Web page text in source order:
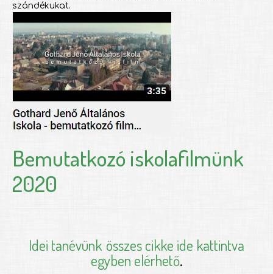
szándékukat.
Bemutatkozó iskolafilmünk
2020
Idei tanévünk összes cikke ide kattintva
egyben elérhető.